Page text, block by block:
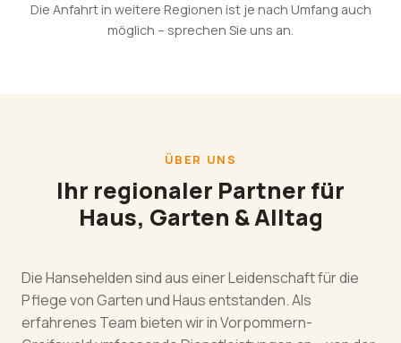
Die Anfahrt in weitere Regionen ist je nach Umfang auch
möglich – sprechen Sie uns an.
ÜBER UNS
Ihr regionaler Partner für
Haus, Garten & Alltag
Die Hansehelden sind aus einer Leidenschaft für die
Pflege von Garten und Haus entstanden. Als
erfahrenes Team bieten wir in Vorpommern-